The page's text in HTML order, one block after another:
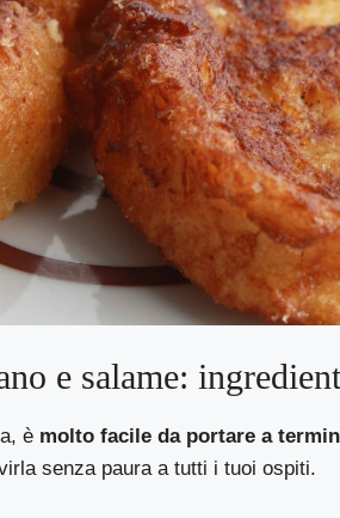
e salame:
è molto facile da portare a
senza paura a tutti i tuoi ospiti.